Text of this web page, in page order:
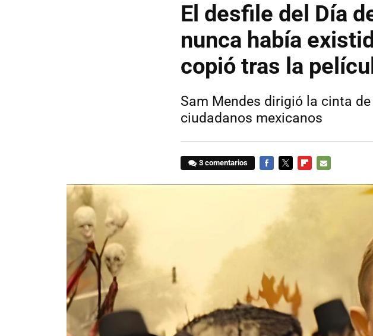
El desfile del Día
nunca había
copió tras la
Sam Mendes dirigió la cinta
ciudadanos mexicanos
3 comentarios